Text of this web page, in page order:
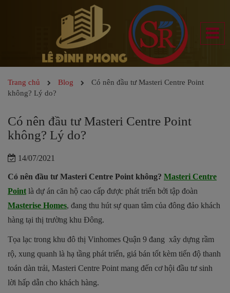
Trang chủ Blog
Có nên đầu tư Masteri Centre Point
không? Lý do?
Có nên đầu tư Masteri Centre Point
không? Lý do?
14/07/2021
Có nên đầu tư Masteri Centre Point không? Masteri Centre
Point là dự án căn hộ cao cấp được phát triển bởi tập đoàn
Masterise Homes, đang thu hút sự quan tâm của đông đảo khách
hàng tại thị trường khu Đông.
Tọa lạc trong khu đô thị Vinhomes Quận 9 đang xây dựng rầm
rộ, xung quanh là hạ tầng phát triển, giá bán tốt kèm tiến độ thanh
toán dàn trải, Masteri Centre Point mang đến cơ hội đầu tư sinh
lời hấp dẫn cho khách hàng.